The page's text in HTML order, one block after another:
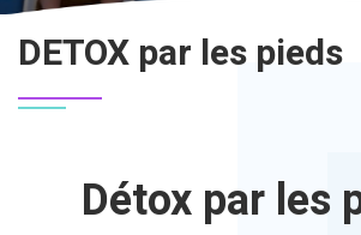
DETOX par les pieds
Détox par les